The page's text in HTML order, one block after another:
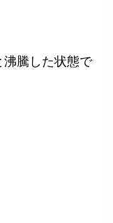
沸騰した状態で